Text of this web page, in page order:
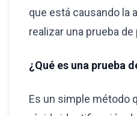
que está causando la
realizar una prueba de
¿Qué es una prueba
Es un simple método